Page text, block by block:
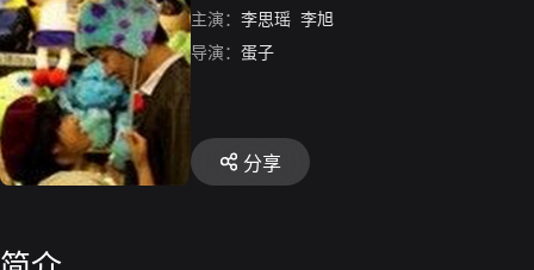
主演： 李思瑶 李旭
导演： 蛋子
分享